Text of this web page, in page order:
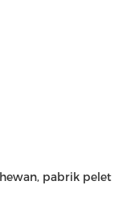
pabrik